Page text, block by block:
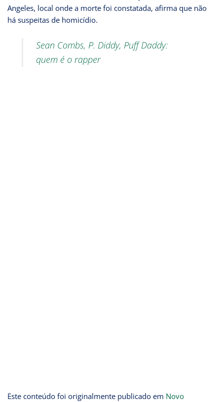
Angeles, local onde a morte foi constatada, afirma que não
há suspeitas de homicídio.
Sean Combs, P. Diddy, Puff Daddy:
quem é o rapper
Este conteúdo foi originalmente publicado em Novo